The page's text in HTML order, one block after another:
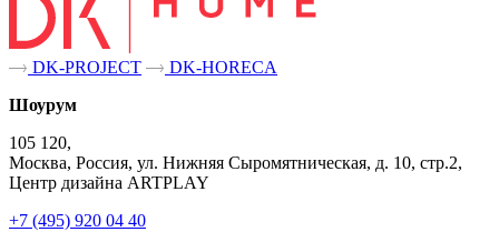
DK-PROJECT
DK-HORECA
Шоурум
105 120,
Москва, Россия, ул. Нижняя Сыромятническая, д. 10, стр.2,
Центр дизайна ARTPLAY
+7 (495) 920 04 40